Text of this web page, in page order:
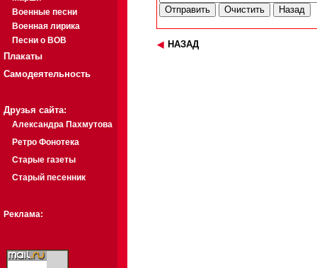
Военные песни
Военная лирика
Песни о ВОВ
Плакаты
Самодеятельность
Друзья сайта:
Александра Пахмутова
Ретро Фонотека
Старые газеты
Старый песенник
Реклама:
НАЗАД